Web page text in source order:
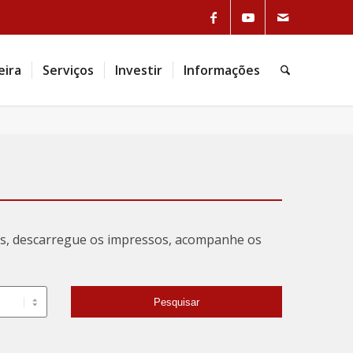
Serviços Investir Informações
descarregue os impressos, acompanhe os
Pesquisar